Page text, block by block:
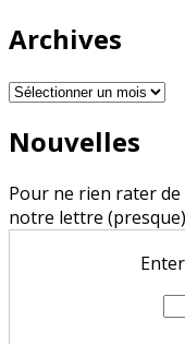
Archives
Archives
Nouvelles
Pour ne rien rater
notre lettre